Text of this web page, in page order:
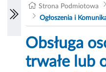
Strona Podmiotowa
Ogłoszenia i
Obsługa
trwałe lub